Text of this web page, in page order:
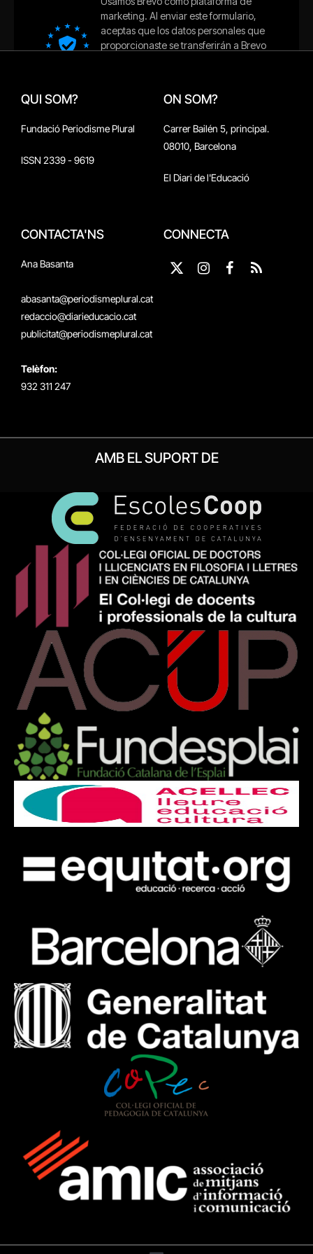
QUI SOM?
Fundació Periodisme Plural
ISSN 2339 - 9619
ON SOM?
Carrer Bailén 5, principal.
08010, Barcelona
El Diari de l'Educació
CONTACTA'NS
Ana Basanta
abasanta@periodismeplural.cat
redaccio@diarieducacio.cat
publicitat@periodismeplural.cat
Telèfon:
932 311 247
CONNECTA
X
Instagram
Facebook
RSS
AMB EL SUPORT DE